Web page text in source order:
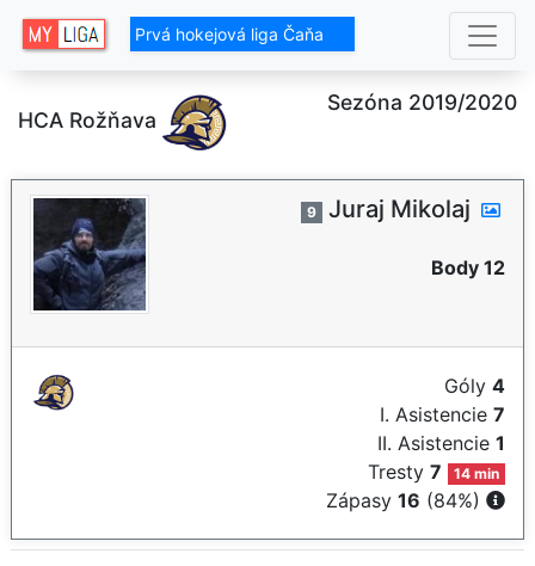
Prvá hokejová liga Čaňa
HCA Rožňava
Sezóna 2019/2020
9 Juraj Mikolaj
Body 12
Góly 4
I. Asistencie 7
II. Asistencie 1
Tresty7 14 min
Zápasy 16 (84%)